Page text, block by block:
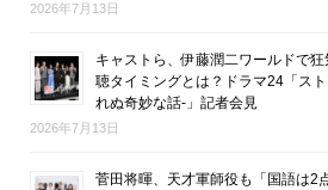
2026年7月13日
キャストら、伊藤潤二ワールドで狂
聴タイミングとは？ドラマ24「ス
れぬ奇妙な話-」記者会見
2026年7月13日
菅田将暉、天才軍師役も「国語は2